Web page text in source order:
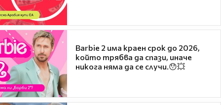
Barbie 2 има краен срок до 2026,
който трябва да спази, иначе
никога няма да се случи.😯💥